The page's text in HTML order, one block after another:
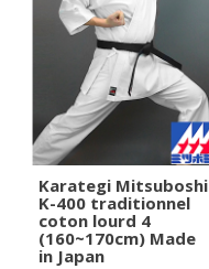
Karategi Mitsuboshi
K-400 traditionnel
coton lourd 4
(160~170cm) Made
in Japan